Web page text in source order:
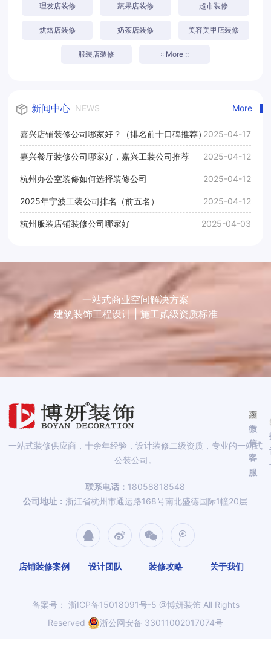
理发店装修 蔬果店装修 超市装修
烘焙店装修 奶茶店装修 美容美甲店装修
服装店装修 :: More ::
新闻中心 NEWS More
嘉兴店铺装修公司哪家好？（排名前十口碑推荐）2025-04-17
嘉兴餐厅装修公司哪家好，嘉兴工装公司推荐 2025-04-12
杭州办公室装修如何选择装修公司 2025-04-12
2025年宁波工装公司排名（前五名） 2025-04-12
杭州服装店铺装修公司哪家好 2025-04-03
一站式商业空间解决方案
建筑装饰工程设计 | 施工贰级资质标准
一站式装修供应商，十余年经验，设计装修二级资质，专业的一站式
公装公司。
联系电话： 18058818548
公司地址：浙江省杭州市通运路168号南北盛德国际1幢20层
店铺装修案例 设计团队 装修攻略 关于我们
微
信
客
服
备案号： 浙ICP备15018091号-5 @博妍装饰 All Rights
Reserved
浙公网安备 33011002017074号